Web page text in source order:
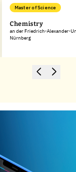
Master of Science
Chemistry
an der Friedrich-Alexander-
Nürnberg